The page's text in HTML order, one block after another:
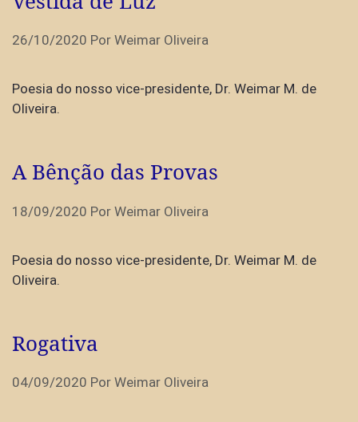
26/10/2020 Por Weimar Oliveira
Poesia do nosso vice-presidente, Dr. Weimar M. de
Oliveira.
A Bênção das Provas
18/09/2020 Por Weimar Oliveira
Poesia do nosso vice-presidente, Dr. Weimar M. de
Oliveira.
Rogativa
04/09/2020 Por Weimar Oliveira